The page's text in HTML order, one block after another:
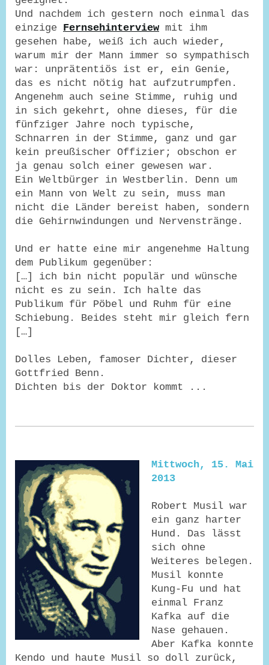
Und nachdem ich gestern noch einmal das
einzige Fernsehinterview mit ihm
gesehen habe, weiß ich auch wieder,
warum mir der Mann immer so sympathisch
war: unprätentiös ist er, ein Genie,
das es nicht nötig hat aufzutrumpfen.
Angenehm auch seine Stimme, ruhig und
in sich gekehrt, ohne dieses, für die
fünfziger Jahre noch typische,
Schnarren in der Stimme, ganz und gar
kein preußischer Offizier; obschon er
ja genau solch einer gewesen war.
Ein Weltbürger in Westberlin. Denn um
ein Mann von Welt zu sein, muss man
nicht die Länder bereist haben, sondern
die Gehirnwindungen und Nervenstränge.
Und er hatte eine mir angenehme Haltung
dem Publikum gegenüber:
[…] ich bin nicht populär und wünsche
nicht es zu sein. Ich halte das
Publikum für Pöbel und Ruhm für eine
Schiebung. Beides steht mir gleich fern
[…]
Dolles Leben, famoser Dichter, dieser
Gottfried Benn.
Dichten bis der Doktor kommt ...
Mittwoch, 15. Mai
2013
Robert Musil war
ein ganz harter
Hund. Das lässt
sich ohne
Weiteres belegen.
Musil konnte
Kung-Fu und hat
einmal Franz
Kafka auf die
Nase gehauen.
Aber Kafka konnte
Kendo und haute Musil so doll zurück,